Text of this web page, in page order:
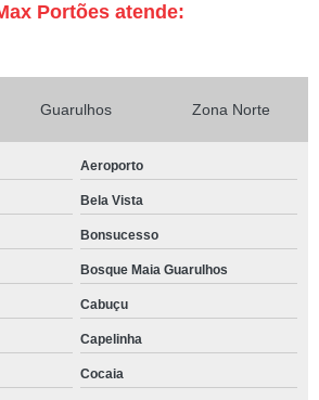
Portões atende:
Guarulhos Zona Norte
Aeroporto
Bela Vista
Bonsucesso
Bosque Maia Guarulhos
Cabuçu
Capelinha
Cocaia